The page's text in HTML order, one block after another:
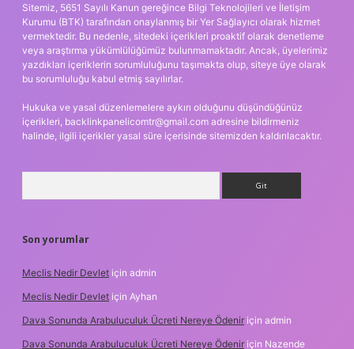
Sitemiz, 5651 Sayılı Kanun gereğince Bilgi Teknolojileri ve İletişim
Kurumu (BTK) tarafından onaylanmış bir Yer Sağlayıcı olarak hizmet
vermektedir. Bu nedenle, sitedeki içerikleri proaktif olarak denetleme
veya araştırma yükümlülüğümüz bulunmamaktadır. Ancak, üyelerimiz
yazdıkları içeriklerin sorumluluğunu taşımakta olup, siteye üye olarak
bu sorumluluğu kabul etmiş sayılırlar.
Hukuka ve yasal düzenlemelere aykırı olduğunu düşündüğünüz
içerikleri, backlinkpanelicomtr@gmail.com adresine bildirmeniz
halinde, ilgili içerikler yasal süre içerisinde sitemizden kaldırılacaktır.
Son yorumlar
Meclis Nedir Devlet için admin
Meclis Nedir Devlet için Ayhan
Dava Sonunda Arabuluculuk Ücreti Nereye Ödenir için admin
Dava Sonunda Arabuluculuk Ücreti Nereye Ödenir için Nazende